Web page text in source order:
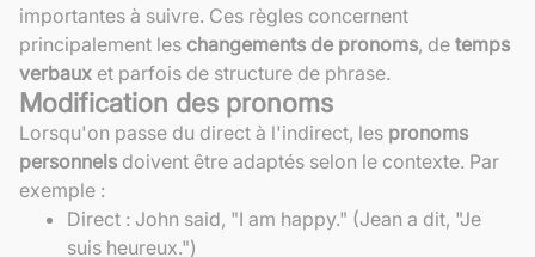
importantes à suivre. Ces règles concernent
principalement les changements de pronoms, de temps
verbaux et parfois de structure de phrase.
Modification des pronoms
Lorsqu'on passe du direct à l'indirect, les pronoms
personnels doivent être adaptés selon le contexte. Par
exemple :
Direct : John said, "I am happy." (Jean a dit, "Je
suis heureux.")